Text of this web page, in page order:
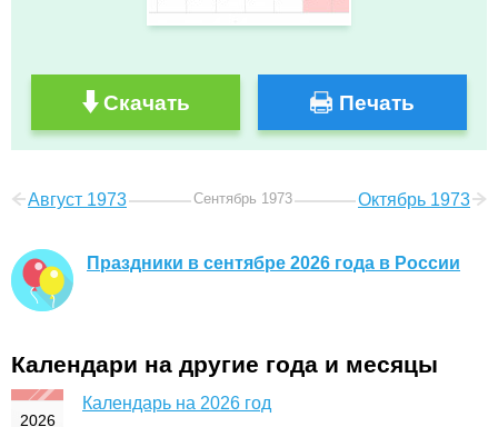
Скачать Печать
Август 1973 Сентябрь 1973 Октябрь 1973
Праздники в сентябре 2026 года в России
Календари на другие года и месяцы
Календарь на 2026 год